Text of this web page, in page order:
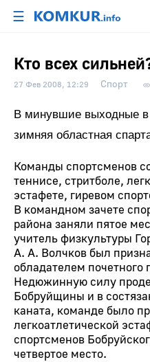
☰
Кто всех
27 Фев 2008, 12:29 Спорт
В минувшие выходные в
зимняя областная
Команды спортсменов
теннисе, стритболе,
эстафете, гиревом
В командном зачете
района заняли пятое
учитель физкультуры
А. А. Волчков был
обладателем почетного
Недюжинную силу
Бобруйщины и в
каната, команде было
легкоатлетической
спортсменов
четвертое место.